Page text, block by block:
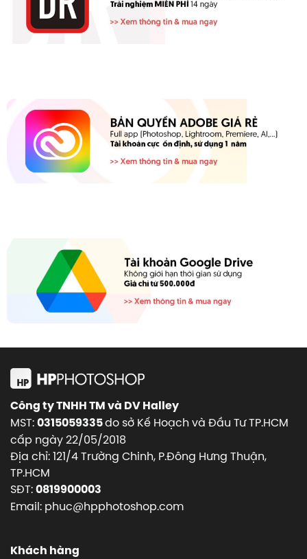
Công ty TNHH TM và DV Halley
MST:0315059335do sở Kế Hoạch và Đầu Tư TP.HCM
cấp ngày 22/05/2018
Địa chỉ: 121/4 Trường Chinh, P.Đông Hưng Thuận,
TP.HCM
SĐT:0819900003
Email: phuc@hpphotoshop.com
Khách hàng